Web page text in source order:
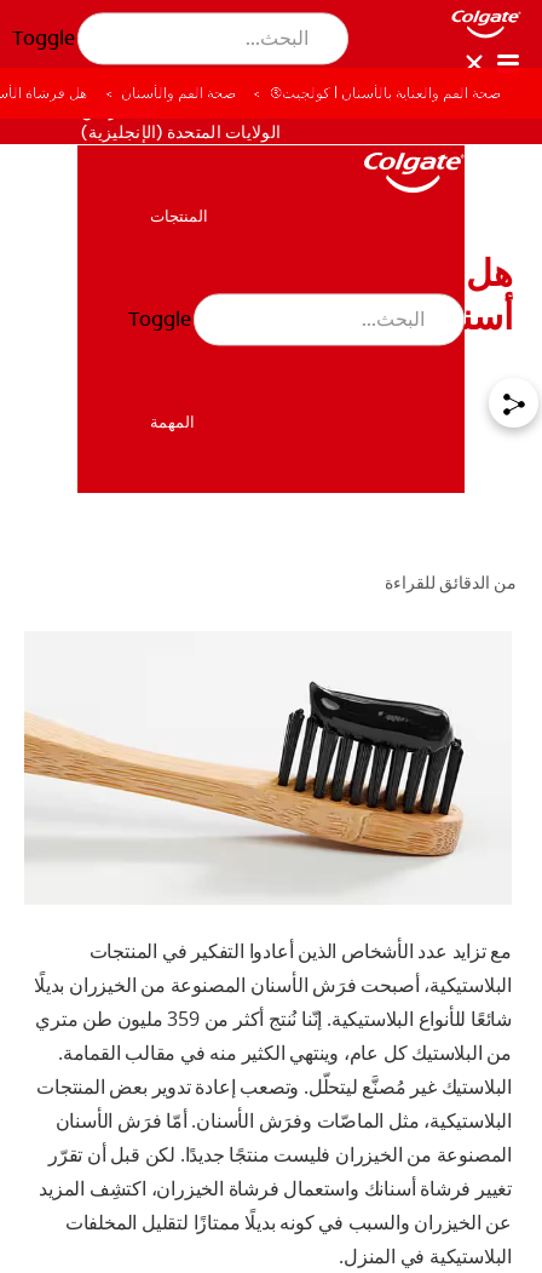
Toggle
المهمة
الولايات المتحدة (الإنجليزية)
الولايات المتحدة (الإنجليزية)
المنتجات
صحة الفم والأسنان
المهمة
Toggle
صحة الفم والعناية بالأسنان | كولجيت® صحة الفم والأسنان هل فرشاة
هل تناسب فرشاة الخيزران
أسنانك؟| كولجيت®
من الدقائق للقراءة
مع تزايد عدد الأشخاص الذين أعادوا التفكير في المنتجات
البلاستيكية، أصبحت فرَش الأسنان المصنوعة من الخيزران بديلًا
شائعًا للأنواع البلاستيكية. إنّنا نُنتج أكثر من 359 مليون طن متري
من البلاستيك كل عام، وينتهي الكثير منه في مقالب القمامة.
البلاستيك غير مُصنَّع ليتحلّل. وتصعب إعادة تدوير بعض المنتجات
البلاستيكية، مثل الماصّات وفرَش الأسنان. أمّا فرَش الأسنان
المصنوعة من الخيزران فليست منتجًا جديدًا. لكن قبل أن تقرّر
تغيير فرشاة أسنانك واستعمال فرشاة الخيزران، اكتشِف المزيد
عن الخيزران والسبب في كونه بديلًا ممتازًا لتقليل المخلفات
البلاستيكية في المنزل.